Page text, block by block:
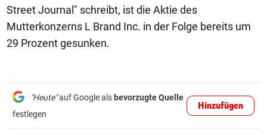
Street Journal" schreibt, ist die Aktie des
Mutterkonzerns L Brand Inc. in der Folge bereits um
29 Prozent gesunken.
"Heute"auf Google als bevorzugte Quelle
festlegen
Hinzufügen